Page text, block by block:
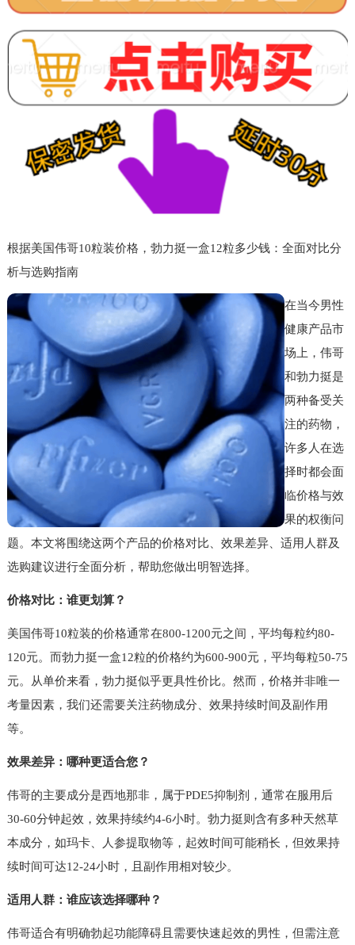
根据美国伟哥10粒装价格，勃力挺一盒12粒多少钱：全面对比分
析与选购指南
在当今男性
健康产品市
场上，伟哥
和勃力挺是
两种备受关
注的药物，
许多人在选
择时都会面
临价格与效
果的权衡问
题。本文将围绕这两个产品的价格对比、效果差异、适用人群及
选购建议进行全面分析，帮助您做出明智选择。
价格对比：谁更划算？
美国伟哥10粒装的价格通常在800-1200元之间，平均每粒约80-
120元。而勃力挺一盒12粒的价格约为600-900元，平均每粒50-75
元。从单价来看，勃力挺似乎更具性价比。然而，价格并非唯一
考量因素，我们还需要关注药物成分、效果持续时间及副作用
等。
效果差异：哪种更适合您？
伟哥的主要成分是西地那非，属于PDE5抑制剂，通常在服用后
30-60分钟起效，效果持续约4-6小时。勃力挺则含有多种天然草
本成分，如玛卡、人参提取物等，起效时间可能稍长，但效果持
续时间可达12-24小时，且副作用相对较少。
适用人群：谁应该选择哪种？
伟哥适合有明确勃起功能障碍且需要快速起效的男性，但需注意